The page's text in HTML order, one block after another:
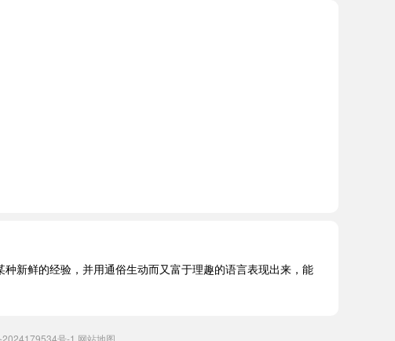
新鲜的经验，并用通俗生动而又富于理趣的语言表现出来，能
号-1 网站地图